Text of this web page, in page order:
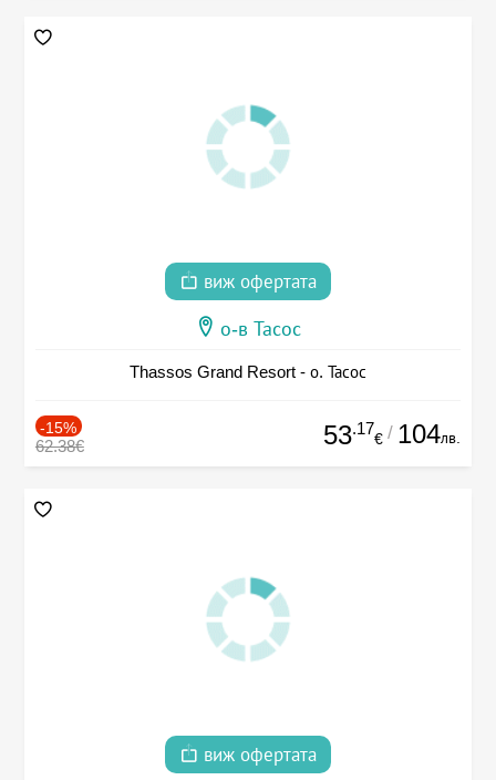
виж офертата
о-в Тасос
Thassos Grand Resort - о. Тасос
-15%
62.38€ 53.17
€ / 104лв.
виж офертата